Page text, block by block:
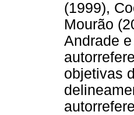
(1999),
Mourão
Andrade
objetivas